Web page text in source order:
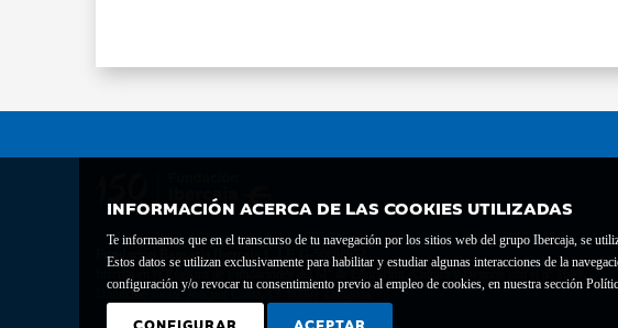
INFORMACIÓN ACERCA DE LAS COOKIES UTILIZADAS
Te informamos que en el transcurso de tu navegación por los sitios web del grupo Ibercaja, se
Estos datos se utilizan exclusivamente para habilitar y estudiar algunas interacciones de la
configuración y/o revocar tu consentimiento previo al empleo de cookies, en nuestra sección
CONFIGURAR ACEPTAR
Fundación Bancaria Ibercaja C.I.F. G-50000652.
Inscrita en el Registro de Fundaciones del Mº de Educación, Cultura y Deporte con el nº 1689.
Domicilio social: Joaquín Costa, 13. 50001 Zaragoza.